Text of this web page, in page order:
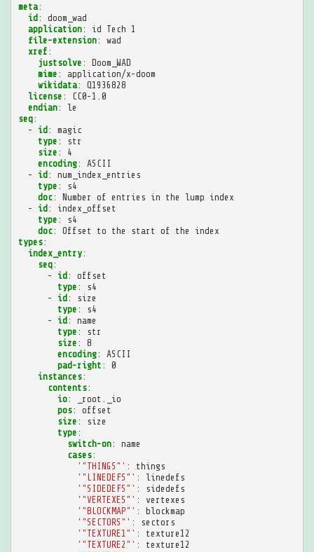
meta:
id :
doom_wad
application:
id Tech 1
file-extension:
wad
xref :
justsolve :
Doom_WAD
mime :
application/x-doom
wikidata:
Q1936828
license :
CC0-1.0
endian:
le
seq:
-
id :
magic
type :
str
size :
4
encoding:
ASCII
-
id :
num_index_entries
type :
s4
doc:
Number of entries in the lump index
-
id :
index_offset
type :
s4
doc:
Offset to the start of the index
types:
index_entry:
seq:
-
id :
offset
type :
s4
-
id :
size
type :
s4
-
id :
name
type :
str
size :
8
encoding:
ASCII
pad-right :
0
instances:
contents:
io:
_root._io
pos:
offset
size :
size
type :
switch-on:
name
cases:
'"THINGS"' :
things
'"LINEDEFS"' :
linedefs
'"SIDEDEFS"' :
sidedefs
'"VERTEXES"' :
vertexes
'"BLOCKMAP"' :
blockmap
'"SECTORS"' :
sectors
'"TEXTURE1"' :
texture12
'"TEXTURE2"' :
texture12